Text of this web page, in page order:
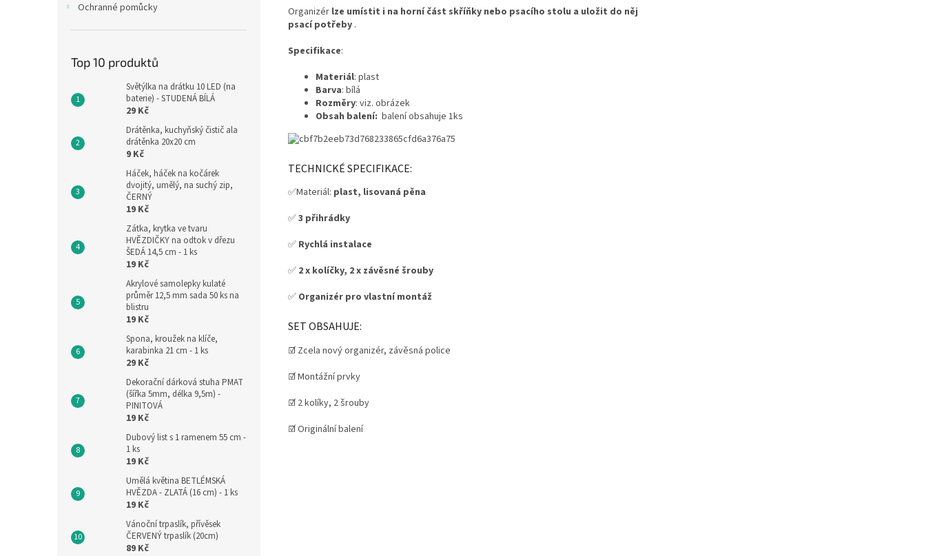
Ochranné pomůcky
Top 10 produktů
Světýlka na drátku 10 LED (na
baterie) - STUDENÁ BÍLÁ
29 Kč
Drátěnka, kuchyňský čistič ala
drátěnka 20x20 cm
9 Kč
Háček, háček na kočárek
dvojitý, umělý, na suchý zip,
ČERNÝ
19 Kč
Zátka, krytka ve tvaru
HVĚZDIČKY na odtok v dřezu
ŠEDÁ 14,5 cm - 1 ks
19 Kč
Akrylové samolepky kulaté
průměr 12,5 mm sada 50 ks na
blistru
19 Kč
Spona, kroužek na klíče,
karabinka 21 cm - 1 ks
29 Kč
Dekorační dárková stuha PMAT
(šířka 5mm, délka 9,5m) -
PINITOVÁ
19 Kč
Dubový list s 1 ramenem 55 cm -
1 ks
19 Kč
Umělá květina BETLÉMSKÁ
HVĚZDA - ZLATÁ (16 cm) - 1 ks
19 Kč
Vánoční trpaslík, přívěsek
ČERVENÝ trpaslík (20cm)
89 Kč
Organizér lze umístit i na horní část skříňky nebo psacího stolu a uložit do něj
psací potřeby .
Specifikace:
Materiál: plast
Barva: bílá
Rozměry: viz. obrázek
Obsah balení: balení obsahuje 1ks
TECHNICKÉ SPECIFIKACE:
✅Materiál: plast, lisovaná pěna
✅3 přihrádky
✅ Rychlá instalace
✅ 2 x kolíčky, 2 x závěsné šrouby
✅ Organizér pro vlastní montáž
SET OBSAHUJE:
☑️ Zcela nový organizér, závěsná police
☑️ Montážní prvky
☑️ 2 kolíky, 2 šrouby
☑️ Originální balení